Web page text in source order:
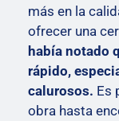
más en la
ofrecer una
había notado
rápido,
calurosos. Es
obra hasta